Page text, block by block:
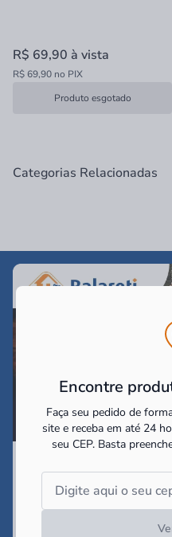
Encontre
Faça seu pedido de
site e receba em até 24
seu CEP. Basta
R$ 69,90 à vista
R$ 69,90 no PIX
Produto esgotado
Categorias Relacionadas
Assine nossa
e receba as
novidades!